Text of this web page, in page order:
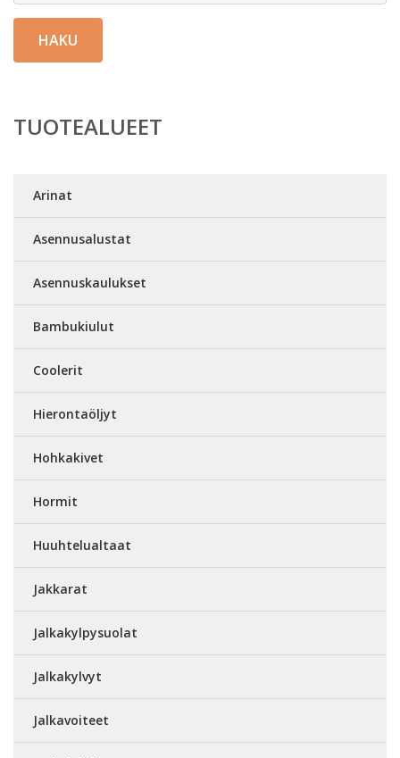
HAKU
TUOTEALUEET
Arinat
Asennusalustat
Asennuskaulukset
Bambukiulut
Coolerit
Hierontaöljyt
Hohkakivet
Hormit
Huuhtelualtaat
Jakkarat
Jalkakylpysuolat
Jalkakylvyt
Jalkavoiteet